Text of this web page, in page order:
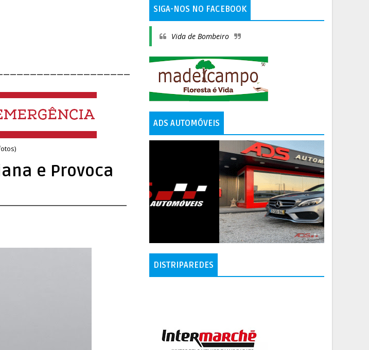
e Provoca
SIGA-NOS NO FACEBOOK
Vida de Bombeiro
ADS AUTOMÓVEIS
DISTRIPAREDES